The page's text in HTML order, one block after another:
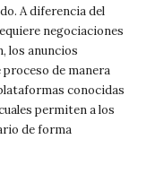
A diferencia del
negociaciones
los anuncios
de manera
conocidas
permiten a los
de forma